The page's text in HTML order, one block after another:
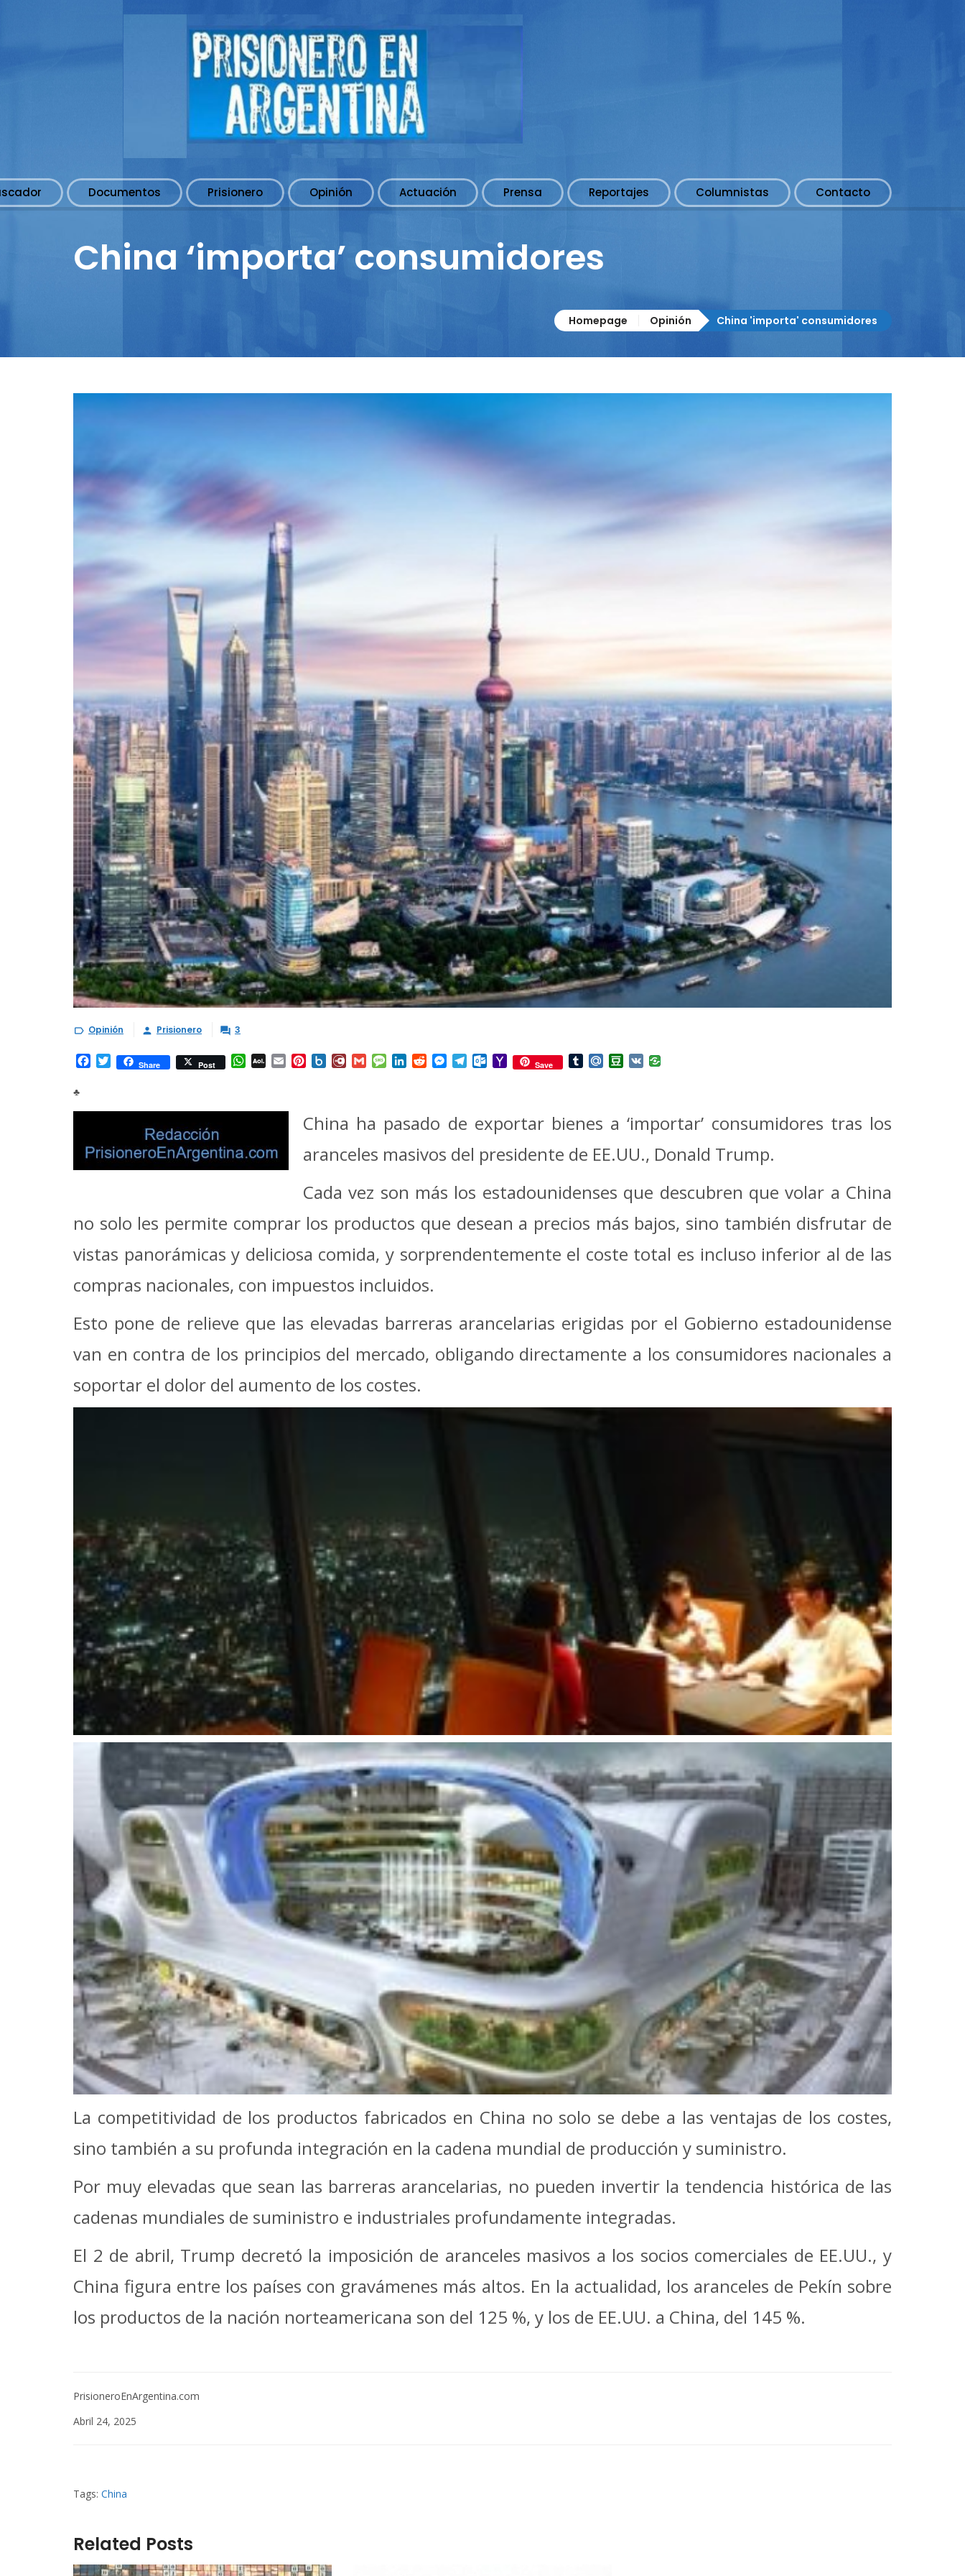
Documentos Prisionero Opinión Actuación Prensa Reportajes Columnistas Contacto
China ‘importa’ consumidores
Homepage Opinión China 'importa' consumidores
 Opinión  Prisionero  3
Facebook
TwitterShare Post WhatsApp
AOL Email Pinterest
Box.netDiary.RuGmailMessage
LinkedInRedditMessenger
TelegramOutlook.com
YahooSave TumblrMail.RuDouban
VK
♣
China ha pasado de exportar bienes a ‘importar’ consumidores tras los
aranceles masivos del presidente de EE.UU., Donald Trump.
Cada vez son más los estadounidenses que descubren que volar a China
no solo les permite comprar los productos que desean a precios más bajos, sino también disfrutar de
vistas panorámicas y deliciosa comida, y sorprendentemente el coste total es incluso inferior al de las
compras nacionales, con impuestos incluidos.
Esto pone de relieve que las elevadas barreras arancelarias erigidas por el Gobierno estadounidense
van en contra de los principios del mercado, obligando directamente a los consumidores nacionales a
soportar el dolor del aumento de los costes.
La competitividad de los productos fabricados en China no solo se debe a las ventajas de los costes,
sino también a su profunda integración en la cadena mundial de producción y suministro.
Por muy elevadas que sean las barreras arancelarias, no pueden invertir la tendencia histórica de las
cadenas mundiales de suministro e industriales profundamente integradas.
El 2 de abril, Trump decretó la imposición de aranceles masivos a los socios comerciales de EE.UU., y
China figura entre los países con gravámenes más altos. En la actualidad, los aranceles de Pekín sobre
los productos de la nación norteamericana son del 125 %, y los de EE.UU. a China, del 145 %.
PrisioneroEnArgentina.com
Abril 24, 2025
Tags: China
Related Posts